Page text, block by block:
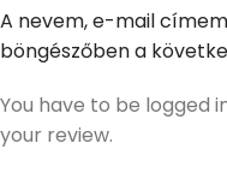
A nevem, e-mail
böngészőben a
You have to be logged
your review.